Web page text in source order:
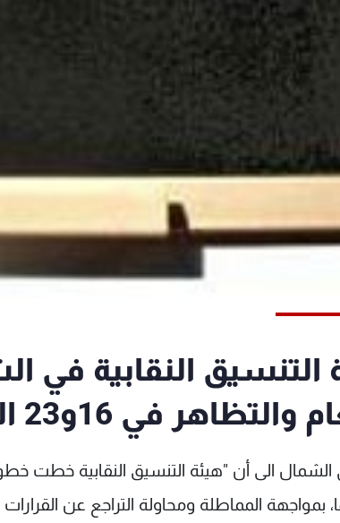
التنسيق النقابية في
في 16و23 الجاري
الشمال الى أن "هيئة التنسيق النقابية
المماطلة ومحاولة التراجع عن القرارات